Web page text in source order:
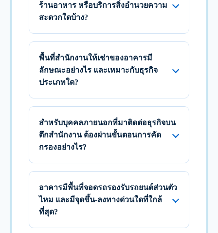
ร้านอาหาร หรือบริการสิ่งอำนวยความ
สะดวกใดบ้าง?
พื้นที่สำนักงานให้เช่าของอาคารมี
ลักษณะอย่างไร และเหมาะกับธุรกิจ
ประเภทใด?
สำหรับบุคคลภายนอกที่มาติดต่อธุรกิจบน
ตึกสำนักงาน ต้องผ่านขั้นตอนการคัด
กรองอย่างไร?
อาคารมีพื้นที่จอดรถรองรับรถยนต์ส่วนตัว
ไหม และมีจุดขึ้น-ลงทางด่วนใดที่ใกล้
ที่สุด?